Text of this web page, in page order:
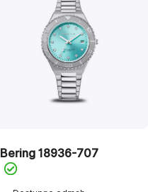
Bering 18936-707